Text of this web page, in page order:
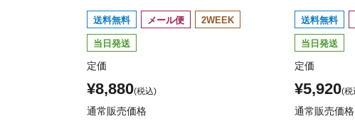
送料無料 メール便 2WEEK
当日発送
定価
¥8,880
通常販売価格
送料無料
当日発送
定価
¥5,920
通常販売価格